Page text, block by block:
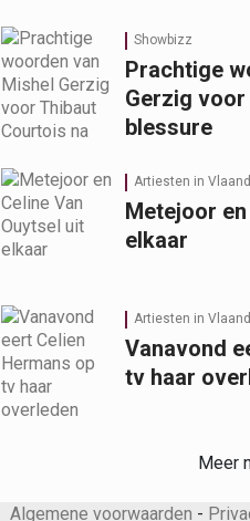
Showbizz
Prachtige
Gerzig
blessure
Artiesten in
Metejoor
elkaar
Artiesten in
Vanavond
tv haar
Meer
Algemene voorwaarden -